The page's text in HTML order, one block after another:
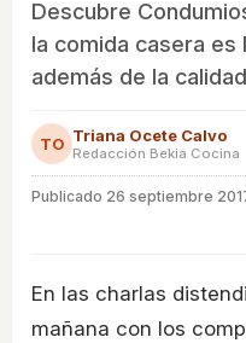
Descubre
la comida casera
además de la
TO Triana Ocete Calvo
Redacción Bekia Cocina
Publicado 26 septiembre
En las charlas
mañana con los